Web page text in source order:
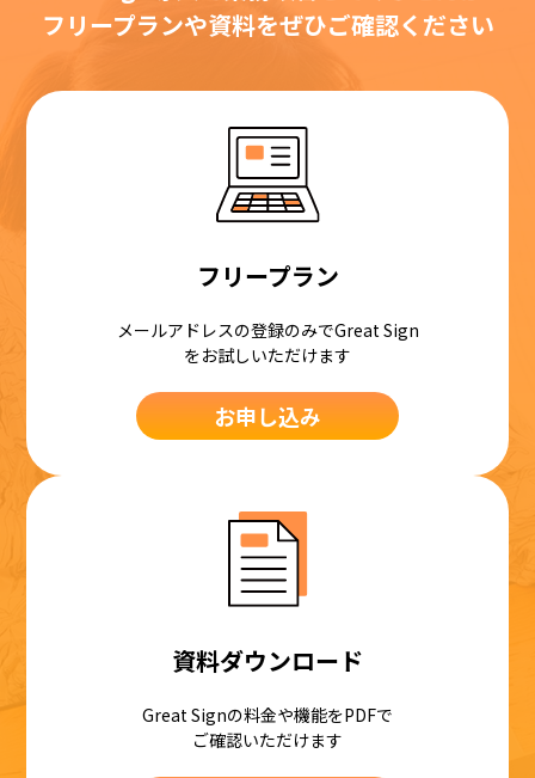
フリープランや資料をぜひご確認ください
フリープラン
メールアドレスの登録のみでGreat Sign
をお試しいただけます
お申し込み
資料ダウンロード
Great Signの料金や機能をPDFで
ご確認いただけます